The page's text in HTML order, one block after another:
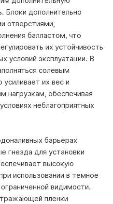
Блоки дополнительно
отверстиями,
балластом, что
их устойчивость
условий эксплуатации. В
солевым
их вес и
нагрузкам, обеспечивая
неблагоприятных
барьерах
гнезда для установки
высокую
использовании в темное
видимости.
пленки